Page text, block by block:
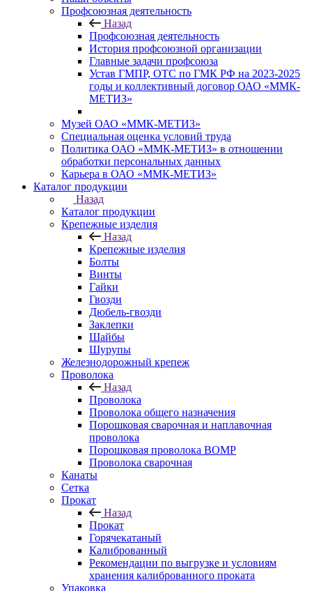
Профсоюзная деятельность
Назад
Профсоюзная деятельность
История профсоюзной организации
Главные задачи профсоюза
Устав ГМПР, ОТС по ГМК РФ на 2023-2025
годы и коллективный договор ОАО «ММК-
МЕТИЗ»
Музей ОАО «ММК-МЕТИЗ»
Специальная оценка условий труда
Политика ОАО «ММК-МЕТИЗ» в отношении
обработки персональных данных
Карьера в ОАО «ММК-МЕТИЗ»
Каталог продукции
Назад
Каталог продукции
Крепежные изделия
Назад
Крепежные изделия
Болты
Винты
Гайки
Гвозди
Дюбель-гвозди
Заклепки
Шайбы
Шурупы
Железнодорожный крепеж
Проволока
Назад
Проволока
Проволока общего назначения
Порошковая сварочная и наплавочная
проволока
Порошковая проволока ВОМР
Проволока сварочная
Канаты
Сетка
Прокат
Назад
Прокат
Горячекатаный
Калиброванный
Рекомендации по выгрузке и условиям
хранения калиброванного проката
Упаковка